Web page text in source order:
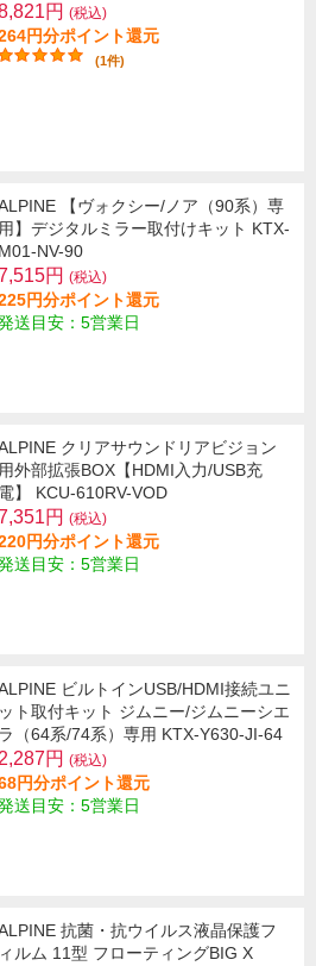
円 (税込)
円分ポイント還元
(1件)
【ヴォクシー/ノア（90系）専
用】デジタルミラー取付けキット KTX-
M01-NV-90
円 (税込)
円分ポイント還元
送目安：5営業日
クリアサウンドリアビジョン
用外部拡張BOX【HDMI入力/USB充
電】 KCU-610RV-VOD
円 (税込)
円分ポイント還元
送目安：5営業日
ビルトインUSB/HDMI接続ユニ
ット取付キット ジムニー/ジムニーシエ
ラ（64系/74系）専用 KTX-Y630-JI-64
2,287円 (税込)
円分ポイント還元
送目安：5営業日
抗菌・抗ウイルス液晶保護フ
ィルム 11型 フローティングBIG X